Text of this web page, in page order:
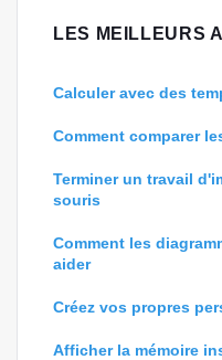
LES MEILLEURS
Calculer avec des
Comment comparer
Terminer un travail
souris
Comment les
aider
Créez vos propres
Afficher la mémoire